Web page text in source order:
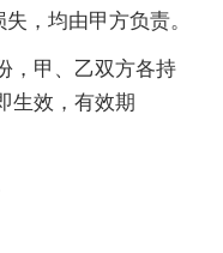
，均由甲方负责。
甲、乙双方各持
生效，有效期